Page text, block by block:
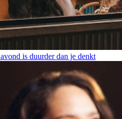
is duurder dan je denkt